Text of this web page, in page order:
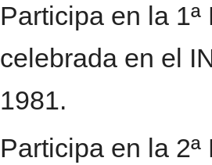
Participa en la
celebrada en el
1981.
Participa en la